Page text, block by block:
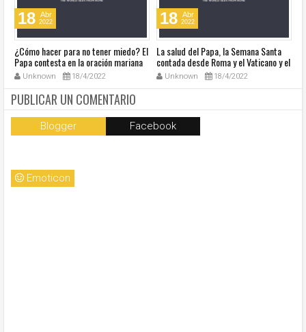
18 Abr
2022
¿Cómo hacer para no tener miedo? El
Papa contesta en la oración mariana
de este lunes en la Plaza de San
Pedro
Unknown 18/4/2022
18 Abr
2022
La salud del Papa, la Semana Santa
contada desde Roma y el Vaticano y el
resumen de noticias en audio
Unknown 18/4/2022
PUBLICAR UN COMENTARIO
Blogger Facebook
Emoticon